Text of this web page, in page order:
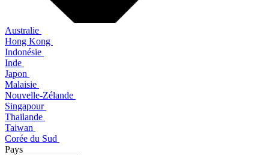
Australie
Hong Kong
Indonésie
Inde
Japon
Malaisie
Nouvelle-Zélande
Singapour
Thaïlande
Taiwan
Corée du Sud
Pays